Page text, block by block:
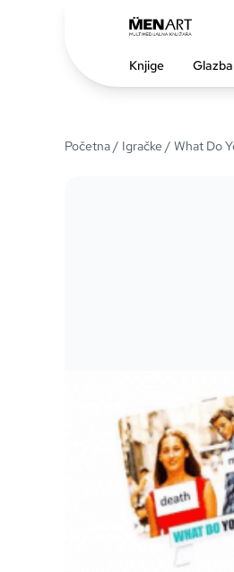
Knjige Glazba
Početna/ Igračke / What Do